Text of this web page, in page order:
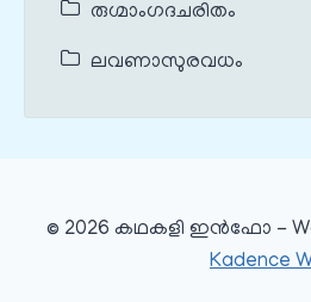
രുഗ്മാംഗദചരിതം
ലവണാസുരവധം
© 2026 കഥകളി ഇൻഫോ -
Kadence